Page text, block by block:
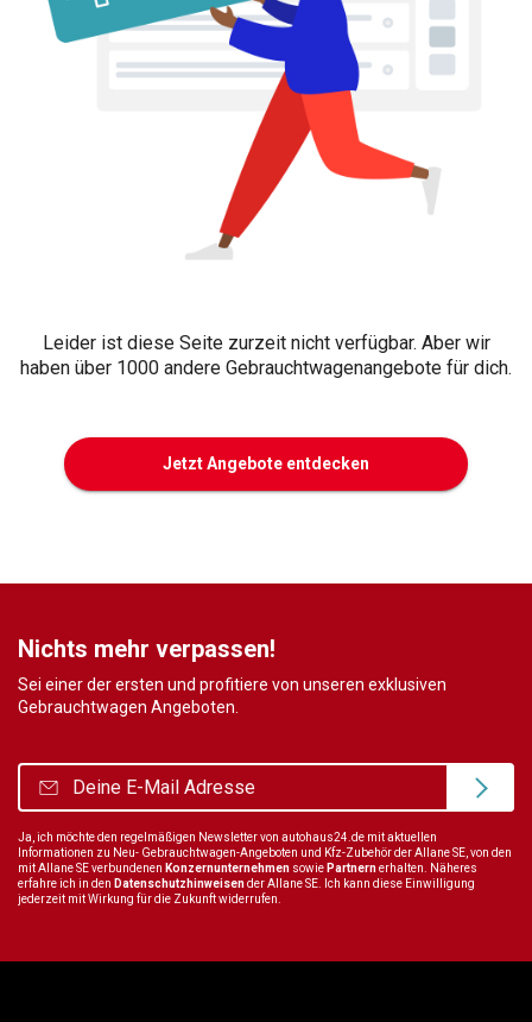
Leider ist diese Seite zurzeit nicht verfügbar. Aber wir
haben über 1000 andere Gebrauchtwagenangebote für dich.
Jetzt Angebote entdecken
Nichts mehr verpassen!
Sei einer der ersten und profitiere von unseren exklusiven
Gebrauchtwagen Angeboten.
Ja, ich möchte den regelmäßigen Newsletter von autohaus24.de mit aktuellen
Informationen zu Neu- Gebrauchtwagen-Angeboten und Kfz-Zubehör der Allane SE, von den
mit Allane SE verbundenen Konzernunternehmen sowie Partnernerhalten. Näheres
erfahre ich in den Datenschutzhinweisender Allane SE. Ich kann diese Einwilligung
jederzeit mit Wirkung für die Zukunft widerrufen.